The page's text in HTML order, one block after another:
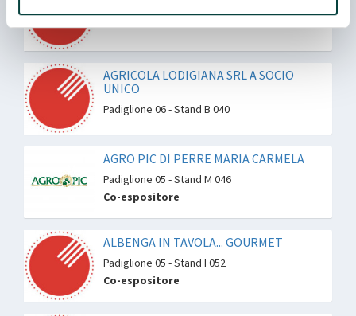
Padiglione 06 - Stand B 048
AGRICOLA LODIGIANA SRL A SOCIO
UNICO
Padiglione 06 - Stand B 040
AGRO PIC DI PERRE MARIA CARMELA
Padiglione 05 - Stand M 046
Co-espositore
ALBENGA IN TAVOLA... GOURMET
Padiglione 05 - Stand I 052
Co-espositore